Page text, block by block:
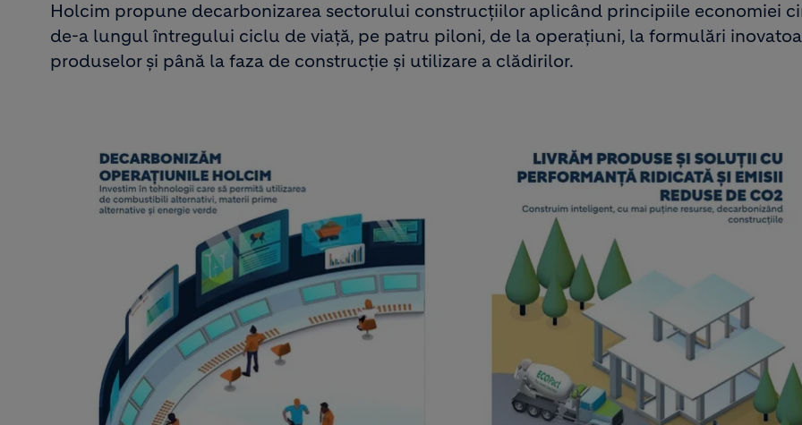
Holcim propune decarbonizarea sectorului construcțiilor aplicând principiile economiei
de-a lungul întregului ciclu de viață, pe patru piloni, de la operațiuni, la formulări
produselor și până la faza de construcție și utilizare a clădirilor.